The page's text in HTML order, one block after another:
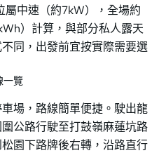
屬中速（約7kW），全場約
）計算，與部分私人露天
同，出發前宜按實際需要選
一覽
場，路線簡單便捷。駛出龍
公路行駛至打鼓嶺麻蓮坑路
園下路牌後右轉，沿路直行